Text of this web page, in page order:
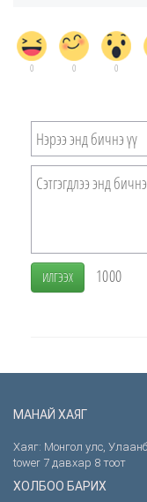
0 0 0
ИЛГЭЭХ 1000
МАНАЙ ХАЯГ
Хаяг: Монгол улс,
tower 7 давхар 8 тоот
ХОЛБОО БАРИХ